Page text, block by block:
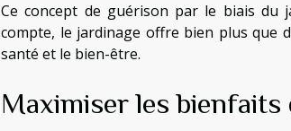
Ce concept de guérison par le biais du
compte, le jardinage offre bien plus que
santé et le bien-être.
Maximiser les bienfaits